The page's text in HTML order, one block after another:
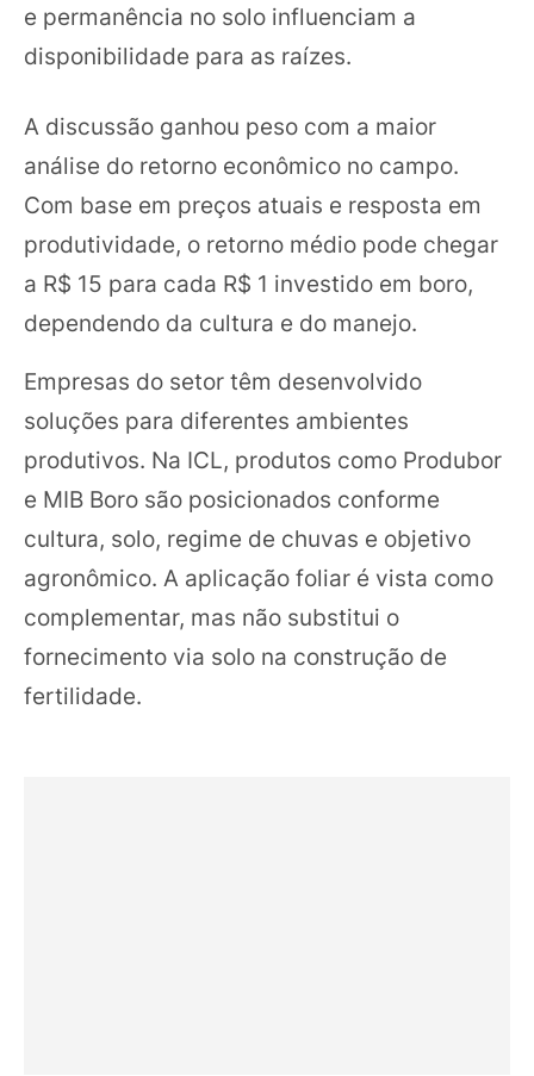
e permanência no solo influenciam a
disponibilidade para as raízes.
A discussão ganhou peso com a maior
análise do retorno econômico no campo.
Com base em preços atuais e resposta em
produtividade, o retorno médio pode chegar
a R$ 15 para cada R$ 1 investido em boro,
dependendo da cultura e do manejo.
Empresas do setor têm desenvolvido
soluções para diferentes ambientes
produtivos. Na ICL, produtos como Produbor
e MIB Boro são posicionados conforme
cultura, solo, regime de chuvas e objetivo
agronômico. A aplicação foliar é vista como
complementar, mas não substitui o
fornecimento via solo na construção de
fertilidade.